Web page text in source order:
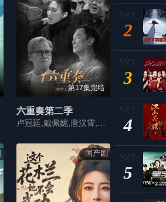
第17集完结
六重奏第二季
国产剧
2
3
4
5